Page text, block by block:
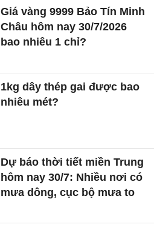
Giá vàng 9999 Bảo Tín Minh
Châu hôm nay 30/7/2026
bao nhiêu 1 chỉ?
1kg dây thép gai được bao
nhiêu mét?
Dự báo thời tiết miền Trung
hôm nay 30/7: Nhiều nơi có
mưa dông, cục bộ mưa to